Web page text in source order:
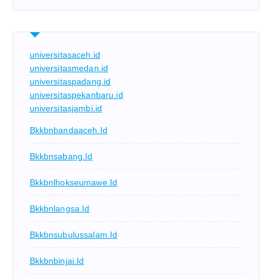
universitasaceh.id
universitasmedan.id
universitaspadang.id
universitaspekanbaru.id
universitasjambi.id
Bkkbnbandaaceh.id
Bkkbnsabang.id
Bkkbnlhokseumawe.id
Bkkbnlangsa.id
Bkkbnsubulussalam.id
Bkkbnbinjai.id